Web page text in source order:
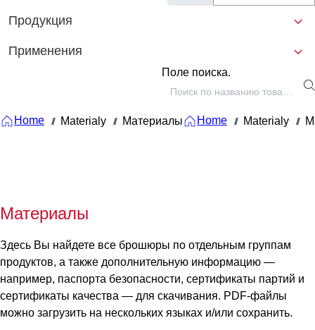
Продукция
Применения
Поле поиска.
Home /// Materialy /// Материалы Home /// Materialy ///
Материалы
Здесь Вы найдете все брошюры по отдельным группам
продуктов, а также дополнительную информацию —
например, паспорта безопасности, сертификаты партий и
сертификаты качества — для скачивания. PDF-файлы
можно загрузить на нескольких языках и/или сохранить.